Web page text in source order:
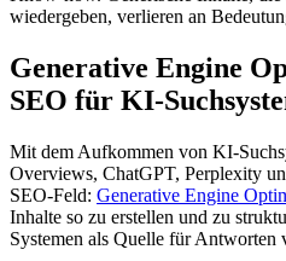
wiedergeben, verlieren an
Generative Engine
SEO für KI-
Mit dem Aufkommen von KI-
Overviews, ChatGPT, Perplexity
SEO-Feld: Generative Engine
Inhalte so zu erstellen und zu
Systemen als Quelle für Antworten